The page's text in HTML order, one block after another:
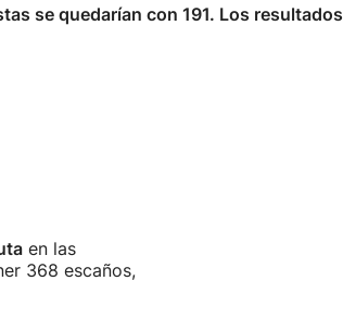
se quedarían con 191. Los resultados
en las
368 escaños,